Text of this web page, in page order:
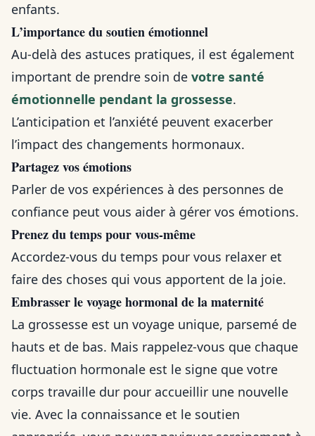
enfants.
L’importance du soutien émotionnel
Au-delà des astuces pratiques, il est également
important de prendre soin de votre santé
émotionnelle pendant la grossesse.
L’anticipation et l’anxiété peuvent exacerber
l’impact des changements hormonaux.
Partagez vos émotions
Parler de vos expériences à des personnes de
confiance peut vous aider à gérer vos émotions.
Prenez du temps pour vous-même
Accordez-vous du temps pour vous relaxer et
faire des choses qui vous apportent de la joie.
Embrasser le voyage hormonal de la maternité
La grossesse est un voyage unique, parsemé de
hauts et de bas. Mais rappelez-vous que chaque
fluctuation hormonale est le signe que votre
corps travaille dur pour accueillir une nouvelle
vie. Avec la connaissance et le soutien